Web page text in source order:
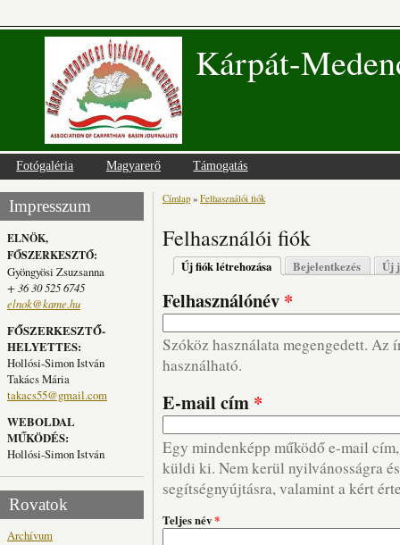
Kárpát-
Fotógaléria Magyarerő Támogatás
Impresszum
ELNÖK,
FŐSZERKESZTŐ:
Gyöngyösi Zsuzsanna
+ 36 30 525 6745
elnok@kame.hu
FŐSZERKESZTŐ-
HELYETTES:
Hollósi-Simon István
Takács Mária
takacs55@gmail.com
WEBOLDAL
MŰKÖDÉS:
Hollósi-Simon István
Rovatok
Archívum
Jelenlegi hely
Címlap » Felhasználói fiók
Felhasználói fiók
Elsődleges fülek
Új fiók létrehozása (aktív fül)
Bejelentkezés Új
Felhasználónév *
Szóköz használata megengedett. Az
használható.
E-mail cím *
Egy mindenképp működő e-mail
küldi ki. Nem kerül nyilvánosságra
segítségnyújtásra, valamint a kért
Teljes név*